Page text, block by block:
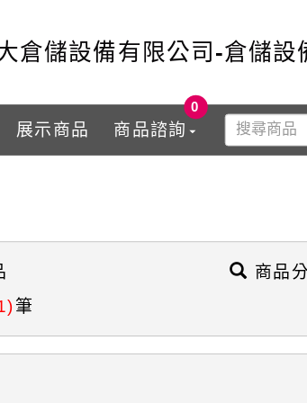
倉儲設備有限公司-倉儲設
展示商品 商品諮詢
0
商品
筆